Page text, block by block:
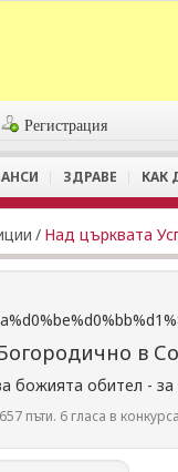
Регистрация
ЗДРАВЕ КАК
/ Над църквата
в
божията обител -
пъти. 6 гласа в